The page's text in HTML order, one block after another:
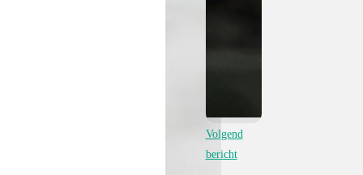
Volgend
bericht